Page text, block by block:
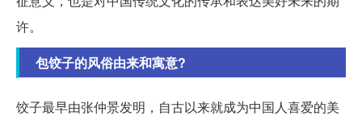
许。
包饺子的风俗由来和寓意?
饺子最早由张仲景发明，自古以来就成为中国人喜爱的美